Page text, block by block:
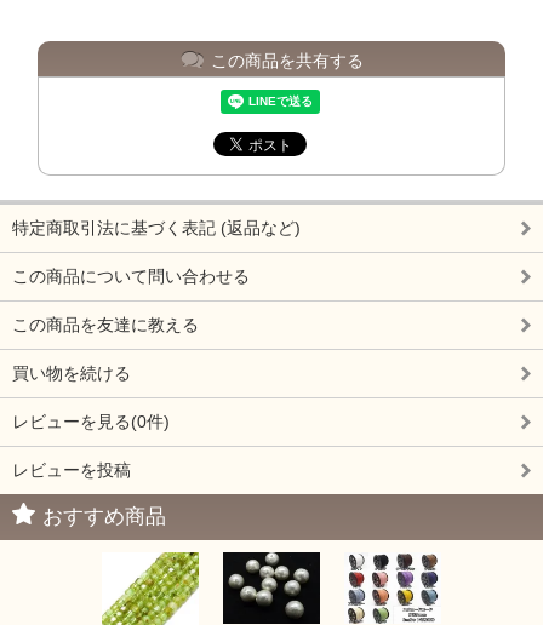
この商品を共有する
特定商取引法に基づく表記 (返品など)
この商品について問い合わせる
この商品を友達に教える
買い物を続ける
レビューを見る(0件)
レビューを投稿
おすすめ商品